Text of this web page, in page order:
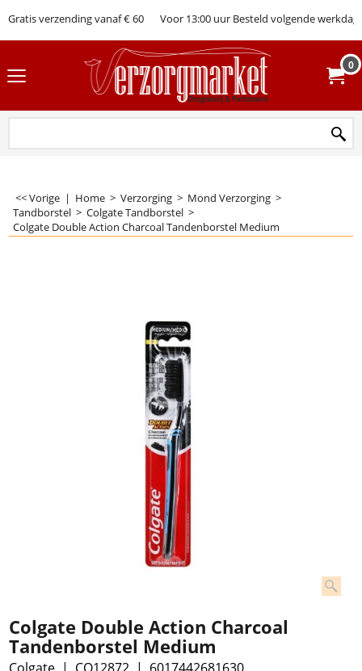
Gratis verzending vanaf € 60 Voor 13:00 uur Besteld volgende werkdag
0
<< Vorige | Home > Verzorging > Mond Verzorging >
Tandborstel > Colgate Tandborstel >
Colgate Double Action Charcoal Tandenborstel Medium
Colgate Double Action Charcoal
Tandenborstel Medium